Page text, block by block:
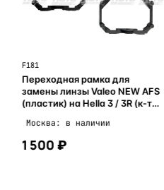
F181
Переходная рамка для
замены линзы Valeo NEW AFS
(пластик) на Hella 3 / 3R (к-т
Москва: в наличии
1 500 ₽